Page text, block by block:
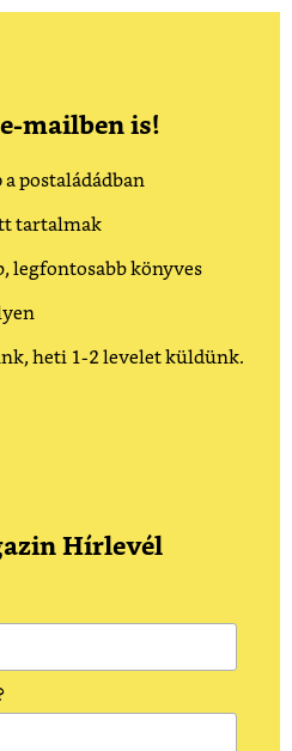
mailben is!
postaládádban
tartalmak
legfontosabb könyves
heti 1-2 levelet küldünk.
Hírlevél